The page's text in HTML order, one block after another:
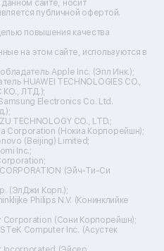
видения
сайте, носит
публичной офертой.
повышения качества
на этом сайте, используются в
Apple Inc. (Эпл Инк.);
HUAWEI TECHNOLOGIES CO.,
ЛТД.);
Electronics Co. Ltd.
TECHNOLOGY CO., LTD.;
Corporation (Нокиа Корпорейшн);
(Beijing) Limited;
Inc.;
(Эйч-Ти-Си
(ЭлДжи Корп.);
Philips N.V. (Конинклийке
Corporation (Сони Корпорейшн);
Computer Inc. (Асустек